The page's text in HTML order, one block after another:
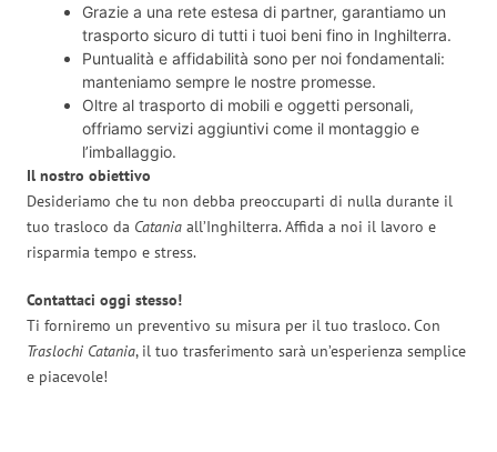
Grazie a una rete estesa di partner, garantiamo un
trasporto sicuro di tutti i tuoi beni fino in Inghilterra.
Puntualità e affidabilità sono per noi fondamentali:
manteniamo sempre le nostre promesse.
Oltre al trasporto di mobili e oggetti personali,
offriamo servizi aggiuntivi come il montaggio e
l’imballaggio.
Il nostro obiettivo
Desideriamo che tu non debba preoccuparti di nulla durante il
tuo trasloco da Catania all’Inghilterra. Affida a noi il lavoro e
risparmia tempo e stress.
Contattaci oggi stesso!
Ti forniremo un preventivo su misura per il tuo trasloco. Con
Traslochi Catania, il tuo trasferimento sarà un’esperienza semplice
e piacevole!